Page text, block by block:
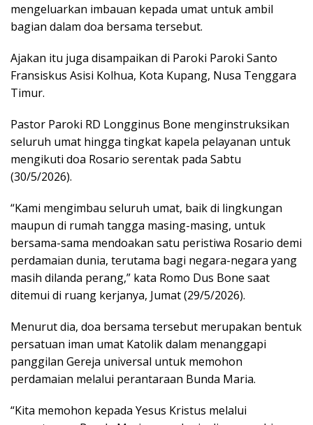
mengeluarkan imbauan kepada umat untuk ambil
bagian dalam doa bersama tersebut.
Ajakan itu juga disampaikan di Paroki Paroki Santo
Fransiskus Asisi Kolhua, Kota Kupang, Nusa Tenggara
Timur.
Pastor Paroki RD Longginus Bone menginstruksikan
seluruh umat hingga tingkat kapela pelayanan untuk
mengikuti doa Rosario serentak pada Sabtu
(30/5/2026).
“Kami mengimbau seluruh umat, baik di lingkungan
maupun di rumah tangga masing-masing, untuk
bersama-sama mendoakan satu peristiwa Rosario demi
perdamaian dunia, terutama bagi negara-negara yang
masih dilanda perang,” kata Romo Dus Bone saat
ditemui di ruang kerjanya, Jumat (29/5/2026).
Menurut dia, doa bersama tersebut merupakan bentuk
persatuan iman umat Katolik dalam menanggapi
panggilan Gereja universal untuk memohon
perdamaian melalui perantaraan Bunda Maria.
“Kita memohon kepada Yesus Kristus melalui